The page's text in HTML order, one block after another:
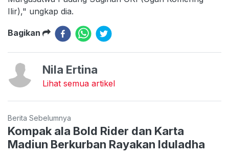
Ilir)," ungkap dia.
Bagikan
Nila Ertina
Lihat semua artikel
Berita Sebelumnya
Kompak ala Bold Rider dan Karta
Madiun Berkurban Rayakan Iduladha